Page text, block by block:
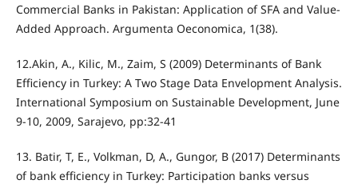
Commercial Banks in Pakistan: Application of SFA and Value-
Added Approach. Argumenta Oeconomica, 1(38).
12.Akin, A., Kilic, M., Zaim, S (2009) Determinants of Bank
Efficiency in Turkey: A Two Stage Data Envelopment Analysis.
International Symposium on Sustainable Development, June
9-10, 2009, Sarajevo, pp:32-41
13. Batir, T, E., Volkman, D, A., Gungor, B (2017) Determinants
of bank efficiency in Turkey: Participation banks versus